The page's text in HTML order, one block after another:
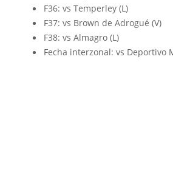
F36: vs Temperley (L)
F37: vs Brown de Adrogué (V)
F38: vs Almagro (L)
Fecha interzonal: vs Deportivo